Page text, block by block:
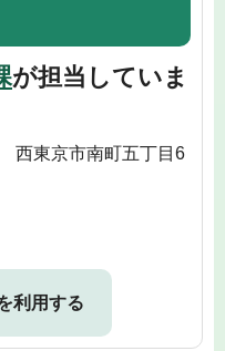
が担当していま
東京市南町五丁目6
利用する